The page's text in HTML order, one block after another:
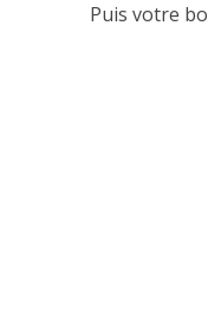
Puis votre